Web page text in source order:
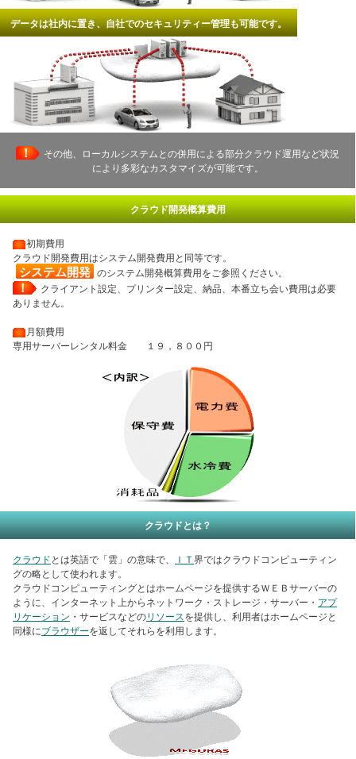
データは社内に置き、自社でのセキュリティー管理も可能です。
！
その他、ローカルシステムとの併用による部分クラウド運用など状況
により多彩なカスタマイズが可能です。
クラウド開発概算費用
・ 初期費用
クラウド開発費用はシステム開発費用と同等です。
.システム開発. のシステム開発概算費用をご参照ください。
！
クライアント設定、プリンター設定、納品、本番立ち会い費用は必要
ありません。
・ 月額費用
専用サーバーレンタル料金 １９，８００円
クラウドとは？
クラウド とは英語で「雲」の意味で、 ＩＴ 界ではクラウドコンピューティン
グの略として使われます。
クラウドコンピューティングとはホームページを提供するＷＥＢサーバーの
ように、インターネット上からネットワーク・ストレージ・サーバー・ アプ
リケーション ・サービスなどのリソース を提供し、利用者はホームページと
同様にブラウザーを返してそれらを利用します。